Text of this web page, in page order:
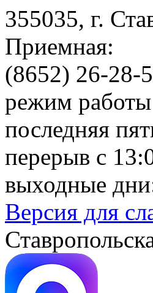
355035, г.
Приемная:
(8652) 26-28-
режим
последняя
перерыв с
выходные
Версия для